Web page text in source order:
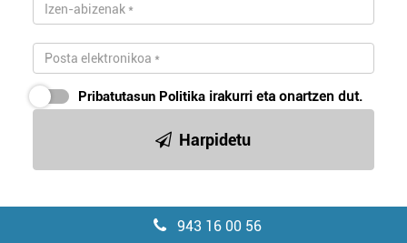
Pribatutasun Politika irakurri eta onartzen dut.
Harpidetu
943 16 00 56